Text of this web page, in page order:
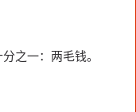
之一：两毛钱。